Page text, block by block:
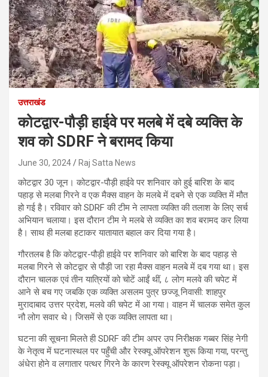
उत्तराखंड
कोटद्वार-पौड़ी हाईवे पर मलबे में दबे व्यक्ति के
शव को SDRF ने बरामद किया
June 30, 2024 Raj Satta News
कोटद्वार 30 जून। कोटद्वार-पौड़ी हाईवे पर शनिवार को हुई बारिश के बाद
पहाड़ से मलबा गिरने व एक मैक्स वाहन के मलबे में दबने से एक व्यक्ति में मौत
हो गई है। रविवार को SDRF की टीम ने लापता व्यक्ति की तलाश के लिए सर्च
अभियान चलाया। इस दौरान टीम ने मलबे से व्यक्ति का शव बरामद कर लिया
है। साथ ही मलबा हटाकर यातायात बहाल कर दिया गया है।
गौरतलब है कि कोटद्वार-पौड़ी हाईवे पर शनिवार को बारिश के बाद पहाड़ से
मलबा गिरने से कोटद्वार से पौड़ी जा रहा मैक्स वाहन मलबे में दब गया था। इस
दौरान चालक एवं तीन यात्रियों को चोटें आईं थीं, ८ लोग मलवे की चपेट में
आने से बच गए जबकि एक व्यक्ति असलम पुत्र छज्जू निवासी: शाहपुर
मुरादाबाद उत्तर प्रदेश, मलवे की चपेट में आ गया। वाहन में चालक समेत कुल
नौ लोग सवार थे। जिसमें से एक व्यक्ति लापता था।
घटना की सूचना मिलते ही SDRF की टीम अपर उप निरीक्षक गब्बर सिंह नेगी
के नेतृत्व में घटनास्थल पर पहुँची और रेस्क्यू ऑपरेशन शुरू किया गया, परन्तु
अंधेरा होने व लगातार पत्थर गिरने के कारण रेस्क्यू ऑपरेशन रोकना पड़ा।